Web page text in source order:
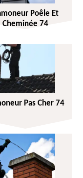
Poêle Et
Cheminée 74
Pas Cher 74